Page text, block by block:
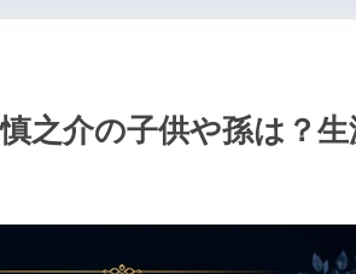
慎之介の子供や孫は？